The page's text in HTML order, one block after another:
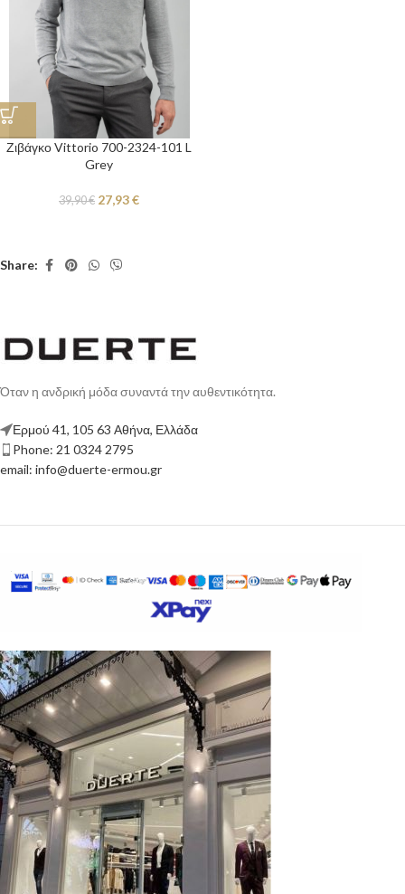
Ζιβάγκο Vittorio 700-2324-101 L
Grey
39,90€ 27,93€
Share:
Όταν η ανδρική μόδα συναντά την αυθεντικότητα.
Ερμού 41, 105 63 Αθήνα, Ελλάδα
Phone: 21 0324 2795
email: info@duerte-ermou.gr